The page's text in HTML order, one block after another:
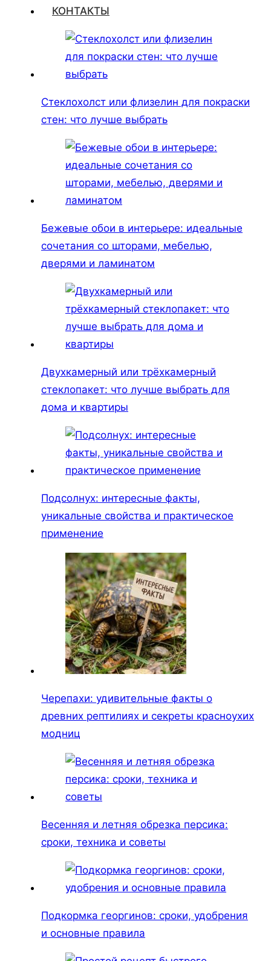
КОНТАКТЫ
Стеклохолст или флизелин для покраски
стен: что лучше выбрать
Бежевые обои в интерьере: идеальные
сочетания со шторами, мебелью,
дверями и ламинатом
Двухкамерный или трёхкамерный
стеклопакет: что лучше выбрать для
дома и квартиры
Подсолнух: интересные факты,
уникальные свойства и практическое
применение
Черепахи: удивительные факты о
древних рептилиях и секреты красноухих
модниц
Весенняя и летняя обрезка персика:
сроки, техника и советы
Подкормка георгинов: сроки, удобрения
и основные правила